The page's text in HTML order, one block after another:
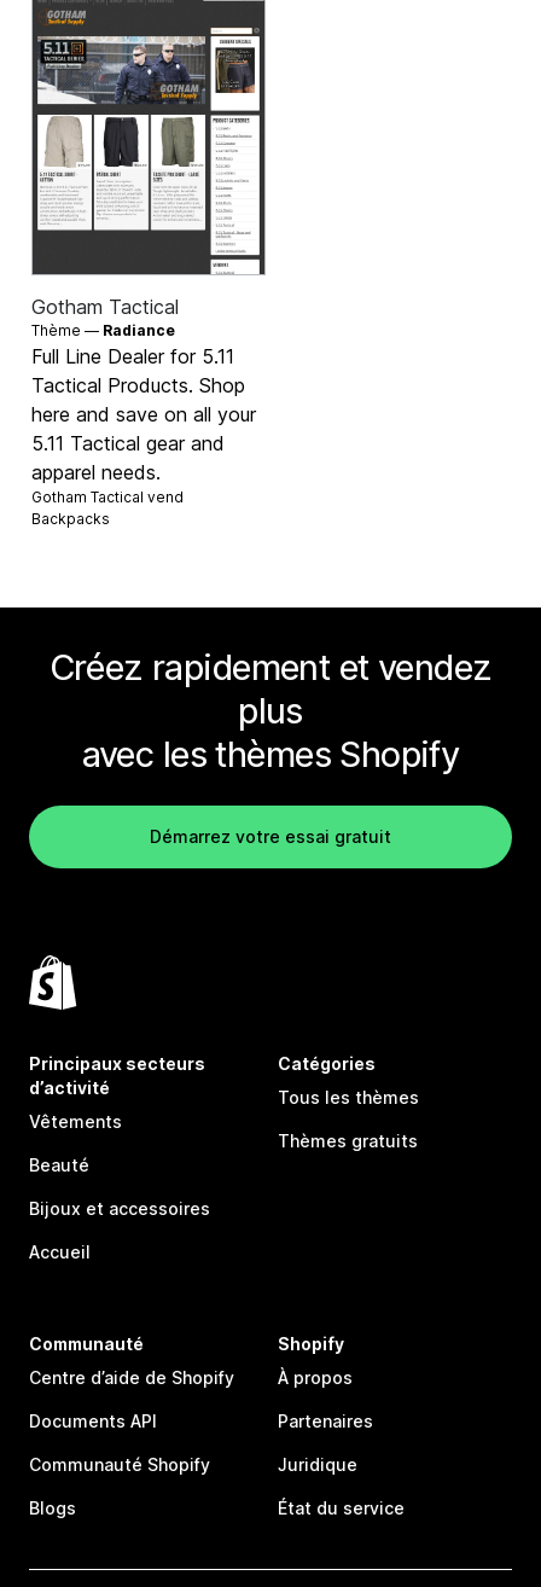
Gotham Tactical
Thème — Radiance
Full Line Dealer for 5.11
Tactical Products. Shop
here and save on all your
5.11 Tactical gear and
apparel needs.
Gotham Tactical vend
Backpacks
Créez rapidement et vendez
plus
avec les thèmes Shopify
Démarrez votre essai gratuit
Principaux secteurs
d’activité
Vêtements
Beauté
Bijoux et accessoires
Accueil
Catégories
Tous les thèmes
Thèmes gratuits
Communauté
Centre d’aide de Shopify
Documents API
Communauté Shopify
Blogs
Shopify
À propos
Partenaires
Juridique
État du service